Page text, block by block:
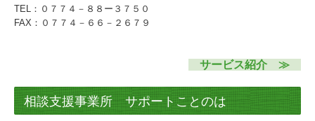
TEL：０７７４－８８ー３７５０
FAX：０７７４－６６－２６７９
サービス紹介 ≫
相談支援事業所 サポートことのは